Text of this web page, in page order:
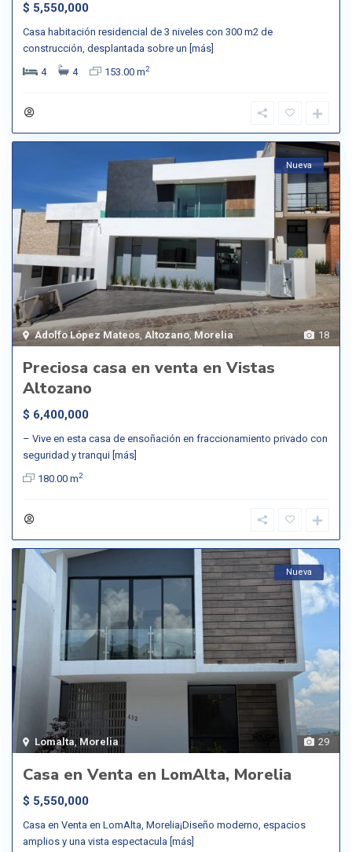
$ 5,550,000
Casa habitación residencial de 3 niveles con 300 m2 de
construcción, desplantada sobre un [más]
4
4 153.00 m2
18
Adolfo López Mateos, Altozano,Morelia
Nueva
Preciosa casa en venta en Vistas
Altozano
$ 6,400,000
– Vive en esta casa de ensoñación en fraccionamiento privado con
seguridad y tranqui [más]
180.00 m2
29
Lomalta,Morelia
Nueva
Casa en Venta en LomAlta, Morelia
$ 5,550,000
Casa en Venta en LomAlta, Morelia¡Diseño moderno, espacios
amplios y una vista espectacula [más]